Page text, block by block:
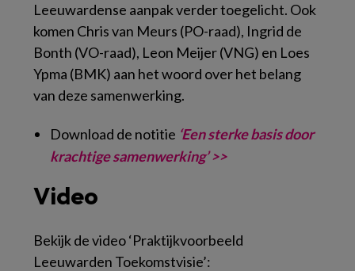
Leeuwardense aanpak verder toegelicht. Ook
komen Chris van Meurs (PO-raad), Ingrid de
Bonth (VO-raad), Leon Meijer (VNG) en Loes
Ypma (BMK) aan het woord over het belang
van deze samenwerking.
Download de notitie ‘Een sterke basis door
krachtige samenwerking’ >>
Video
Bekijk de video ‘Praktijkvoorbeeld
Leeuwarden Toekomstvisie’: